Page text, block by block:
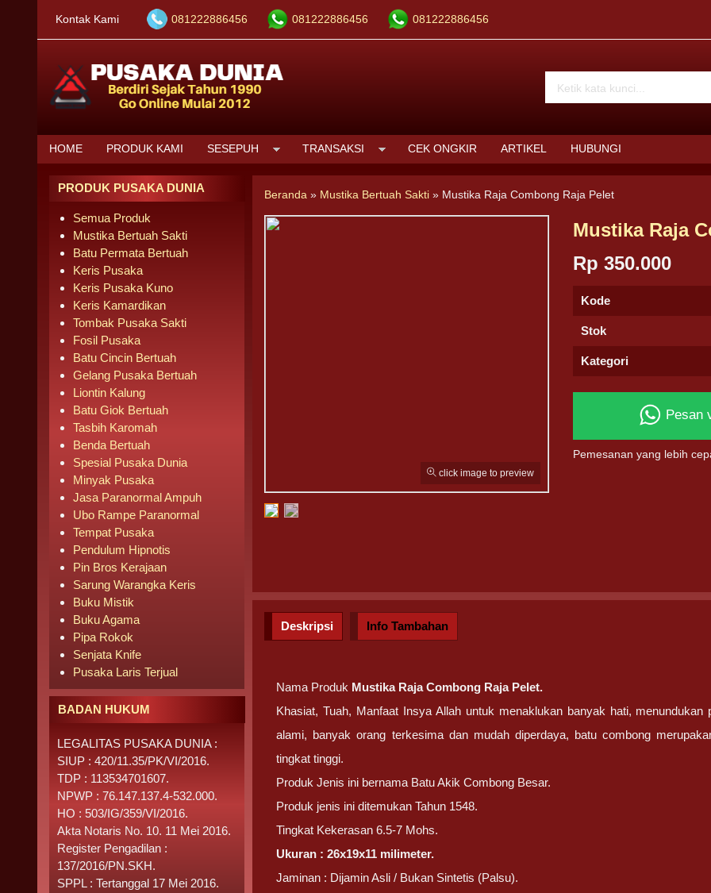
Kontak Kami 081222886456 081222886456 081222886456
HOME PRODUK KAMI SESEPUH TRANSAKSI CEK ONGKIR ARTIKEL HUBUNGI
Beranda » Mustika Bertuah Sakti » Mustika Raja Combong Raja Pelet
click image to preview
Mustika Raja
Rp 350.000
Kode
Stok
Kategori
Pesan
Pemesanan yang lebih
Deskripsi Info Tambahan
Nama Produk Mustika Raja Combong Raja Pelet.
Khasiat, Tuah, Manfaat Insya Allah untuk menaklukan banyak hati,
alami, banyak orang terkesima dan mudah diperdaya, batu combong
tingkat tinggi.
Produk Jenis ini bernama Batu Akik Combong Besar.
Produk jenis ini ditemukan Tahun 1548.
Tingkat Kekerasan 6.5-7 Mohs.
Ukuran : 26x19x11 milimeter.
Jaminan : Dijamin Asli / Bukan Sintetis (Palsu).
PRODUK PUSAKA DUNIA
Semua Produk
Mustika Bertuah Sakti
Batu Permata Bertuah
Keris Pusaka
Keris Pusaka Kuno
Keris Kamardikan
Tombak Pusaka Sakti
Fosil Pusaka
Batu Cincin Bertuah
Gelang Pusaka Bertuah
Liontin Kalung
Batu Giok Bertuah
Tasbih Karomah
Benda Bertuah
Spesial Pusaka Dunia
Minyak Pusaka
Jasa Paranormal Ampuh
Ubo Rampe Paranormal
Tempat Pusaka
Pendulum Hipnotis
Pin Bros Kerajaan
Sarung Warangka Keris
Buku Mistik
Buku Agama
Pipa Rokok
Senjata Knife
Pusaka Laris Terjual
BADAN HUKUM
LEGALITAS PUSAKA DUNIA :
SIUP : 420/11.35/PK/VI/2016.
TDP : 113534701607.
NPWP : 76.147.137.4-532.000.
HO : 503/IG/359/VI/2016.
Akta Notaris No. 10. 11 Mei 2016.
Register Pengadilan :
137/2016/PN.SKH.
SPPL : Tertanggal 17 Mei 2016.